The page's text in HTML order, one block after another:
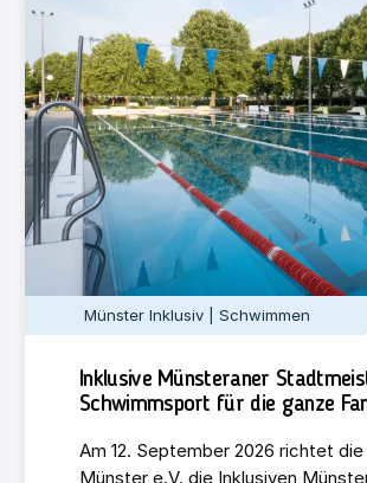
Münster Inklusiv | Schwimmen
Inklusive Münsteraner
Schwimmsport für die ganze
Am 12. September 2026 richtet
Münster e.V. die Inklusiven